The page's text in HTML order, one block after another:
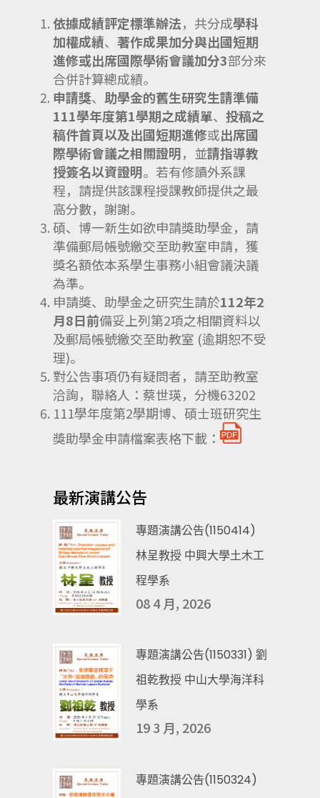
依據成績評定標準辦法，共分成學科
加權成績、 著作成果加分與出國短期
進修或出席國際學術會議加分3部分來
合併計算總成績。
申請獎、 助學金的舊生研究生請準備
111學年度第1學期之成績單、 投稿之
稿件首頁以及出國短期進修或出席國
際學術會議之相關證明，並請指導教
授簽名以資證明。若有修讀外系課
程，請提供該課程授課教師提供之最
高分數，謝謝。
碩、博一新生如欲申請獎助學金，請
準備郵局帳號繳交至助教室申請，獲
獎名額依本系學生事務小組會議決議
為準。
申請獎、助學金之研究生請於112年2
月8日前備妥上列第2項之相關資料以
及郵局帳號繳交至助教室 (逾期恕不受
理)。
對公告事項仍有疑問者，請至助教室
洽詢，聯絡人：蔡世瑛，分機63202
111學年度第2學期博、碩士班研究生
獎助學金申請檔案表格下載：
最新演講公告
專題演講公告(1150414)
林呈教授 中興大學土木工
程學系
08 4 月, 2026
專題演講公告(1150331) 劉
祖乾教授 中山大學海洋科
學系
19 3 月, 2026
專題演講公告(1150324)